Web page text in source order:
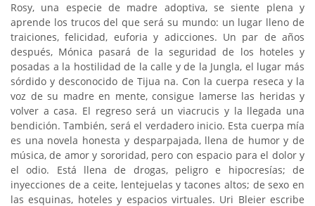
Rosy, una especie de madre adoptiva, se siente plena y
aprende los trucos del que será su mundo: un lugar lleno de
traiciones, felicidad, euforia y adicciones. Un par de años
después, Mónica pasará de la seguridad de los hoteles y
posadas a la hostilidad de la calle y de la Jungla, el lugar más
sórdido y desconocido de Tijua na. Con la cuerpa reseca y la
voz de su madre en mente, consigue lamerse las heridas y
volver a casa. El regreso será un viacrucis y la llegada una
bendición. También, será el verdadero inicio. Esta cuerpa mía
es una novela honesta y desparpajada, llena de humor y de
música, de amor y sororidad, pero con espacio para el dolor y
el odio. Está llena de drogas, peligro e hipocresías; de
inyecciones de a ceite, lentejuelas y tacones altos; de sexo en
las esquinas, hoteles y espacios virtuales. Uri Bleier escribe